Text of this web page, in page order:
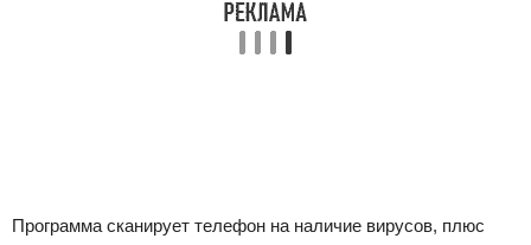
Программа сканирует телефон на наличие вирусов, плюс